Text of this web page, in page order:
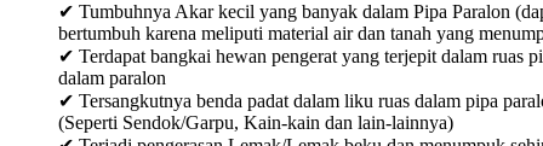
✔ Tumbuhnya Akar kecil yang banyak dalam Pipa Paralon
bertumbuh karena meliputi material air dan tanah yang
✔ Terdapat bangkai hewan pengerat yang terjepit dalam ruas
dalam paralon
✔ Tersangkutnya benda padat dalam liku ruas dalam pipa
(Seperti Sendok/Garpu, Kain-kain dan lain-lainnya)